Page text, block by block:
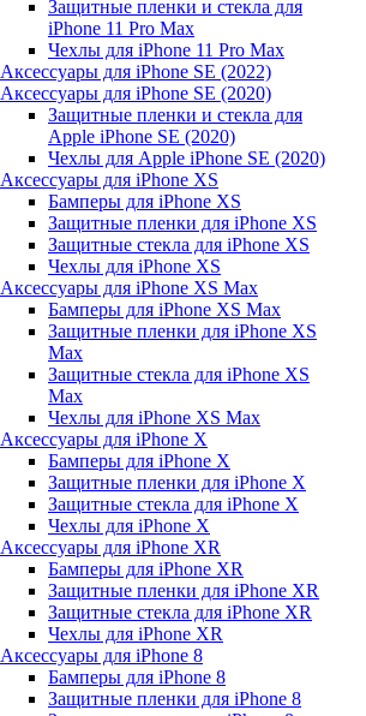
Защитные пленки и стекла для
iPhone 11 Pro Max
Чехлы для iPhone 11 Pro Max
Аксессуары для iPhone SE (2022)
Аксессуары для iPhone SE (2020)
Защитные пленки и стекла для
Apple iPhone SE (2020)
Чехлы для Apple iPhone SE (2020)
Аксессуары для iPhone ХS
Бамперы для iPhone ХS
Защитные пленки для iPhone ХS
Защитные стекла для iPhone ХS
Чехлы для iPhone ХS
Аксессуары для iPhone ХS Max
Бамперы для iPhone XS Max
Защитные пленки для iPhone XS
Max
Защитные стекла для iPhone XS
Max
Чехлы для iPhone XS Max
Аксессуары для iPhone X
Бамперы для iPhone X
Защитные пленки для iPhone X
Защитные стекла для iPhone X
Чехлы для iPhone X
Аксессуары для iPhone XR
Бамперы для iPhone XR
Защитные пленки для iPhone XR
Защитные стекла для iPhone XR
Чехлы для iPhone XR
Аксессуары для iPhone 8
Бамперы для iPhone 8
Защитные пленки для iPhone 8